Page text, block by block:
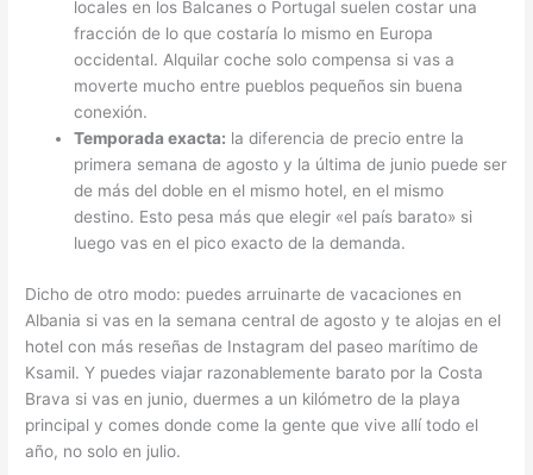
locales en los Balcanes o Portugal suelen costar una
fracción de lo que costaría lo mismo en Europa
occidental. Alquilar coche solo compensa si vas a
moverte mucho entre pueblos pequeños sin buena
conexión.
Temporada exacta: la diferencia de precio entre la
primera semana de agosto y la última de junio puede ser
de más del doble en el mismo hotel, en el mismo
destino. Esto pesa más que elegir «el país barato» si
luego vas en el pico exacto de la demanda.
Dicho de otro modo: puedes arruinarte de vacaciones en
Albania si vas en la semana central de agosto y te alojas en el
hotel con más reseñas de Instagram del paseo marítimo de
Ksamil. Y puedes viajar razonablemente barato por la Costa
Brava si vas en junio, duermes a un kilómetro de la playa
principal y comes donde come la gente que vive allí todo el
año, no solo en julio.